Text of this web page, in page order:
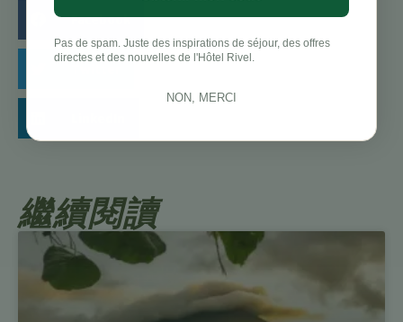
Facebook
繼續閱讀
Pas de spam. Juste des inspirations de séjour, des offres
directes et des nouvelles de l'Hôtel Rivel.
NON, MERCI